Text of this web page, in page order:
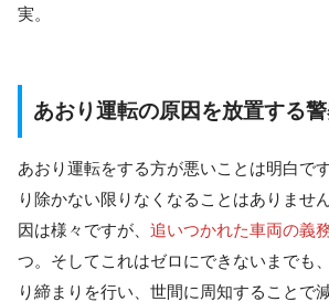
実。
あおり運転の原因を放置する
あおり運転をする方が悪いことは明白で
り除かない限りなくなることはありませ
因は様々ですが、 追いつかれた車両の義
つ。そしてこれはゼロにできないまでも
り締まりを行い、世間に周知することで